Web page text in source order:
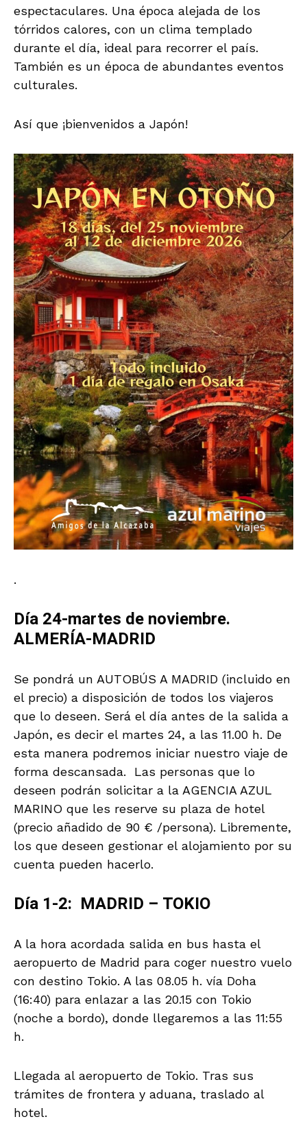
espectaculares. Una época alejada de los
tórridos calores, con un clima templado
durante el día, ideal para recorrer el país.
También es un época de abundantes eventos
culturales.
Así que ¡bienvenidos a Japón!
.
Día 24-martes de noviembre.
ALMERÍA-MADRID
Se pondrá un AUTOBÚS A MADRID (incluido en
el precio) a disposición de todos los viajeros
que lo deseen. Será el día antes de la salida a
Japón, es decir el martes 24, a las 11.00 h. De
esta manera podremos iniciar nuestro viaje de
forma descansada. Las personas que lo
deseen podrán solicitar a la AGENCIA AZUL
MARINO que les reserve su plaza de hotel
(precio añadido de 90 € /persona). Libremente,
los que deseen gestionar el alojamiento por su
cuenta pueden hacerlo.
Día 1-2: MADRID – TOKIO
A la hora acordada salida en bus hasta el
aeropuerto de Madrid para coger nuestro vuelo
con destino Tokio. A las 08.05 h. vía Doha
(16:40) para enlazar a las 20.15 con Tokio
(noche a bordo), donde llegaremos a las 11:55
h.
Llegada al aeropuerto de Tokio. Tras sus
trámites de frontera y aduana, traslado al
hotel.